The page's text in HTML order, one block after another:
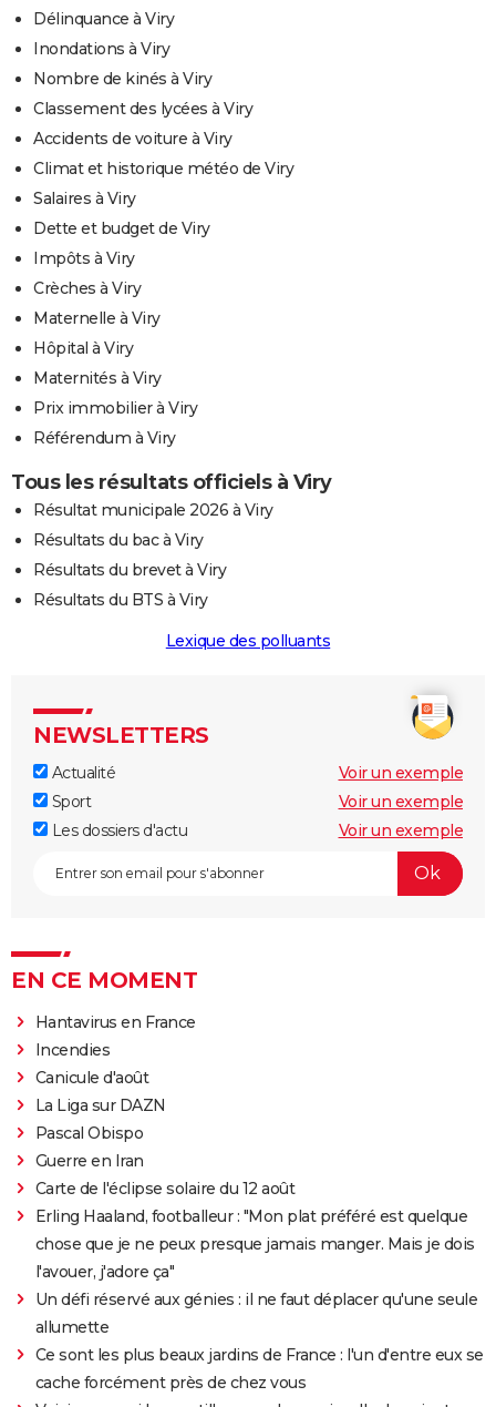
Délinquance à Viry
Inondations à Viry
Nombre de kinés à Viry
Classement des lycées à Viry
Accidents de voiture à Viry
Climat et historique météo de Viry
Salaires à Viry
Dette et budget de Viry
Impôts à Viry
Crèches à Viry
Maternelle à Viry
Hôpital à Viry
Maternités à Viry
Prix immobilier à Viry
Référendum à Viry
Tous les résultats officiels à Viry
Résultat municipale 2026 à Viry
Résultats du bac à Viry
Résultats du brevet à Viry
Résultats du BTS à Viry
Lexique des polluants
NEWSLETTERS
Actualité
Voir un exemple
Sport
Voir un exemple
Les dossiers d'actu
Voir un exemple
EN CE MOMENT
Hantavirus en France
Incendies
Canicule d'août
La Liga sur DAZN
Pascal Obispo
Guerre en Iran
Carte de l'éclipse solaire du 12 août
Erling Haaland, footballeur : "Mon plat préféré est quelque
chose que je ne peux presque jamais manger. Mais je dois
l'avouer, j'adore ça"
Un défi réservé aux génies : il ne faut déplacer qu'une seule
allumette
Ce sont les plus beaux jardins de France : l'un d'entre eux se
cache forcément près de chez vous